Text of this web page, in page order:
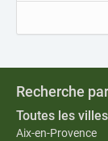
Recherche
Toutes les villes
Aix-en-Provence